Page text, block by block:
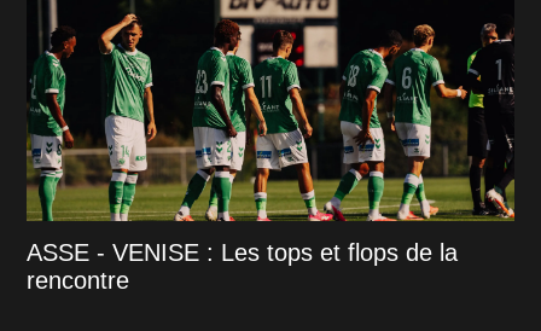
ASSE - VENISE : Les tops et flops de la
rencontre